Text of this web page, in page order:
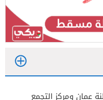
ومركز التجمع